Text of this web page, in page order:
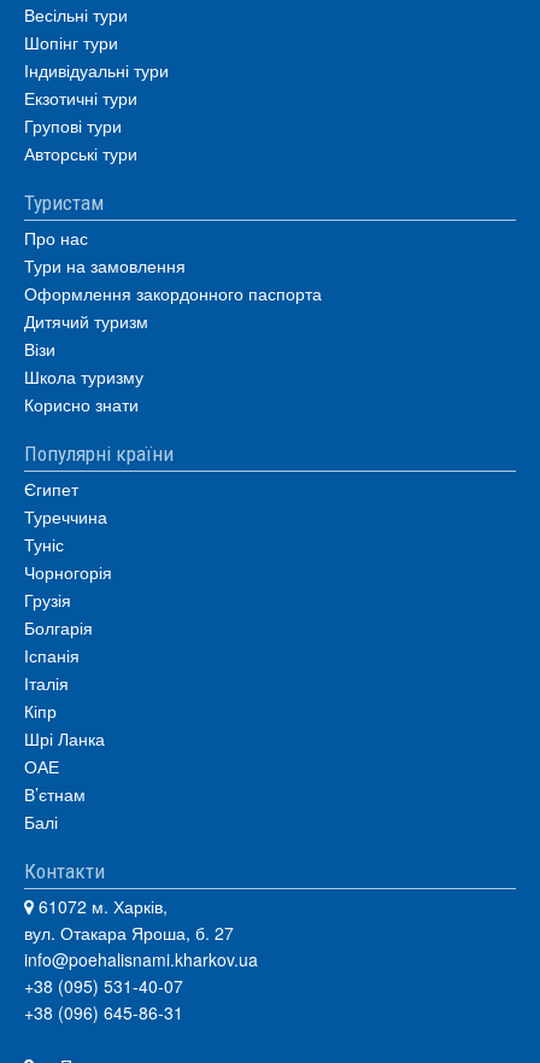
Весільні тури
Шопінг тури
Індивідуальні тури
Екзотичні тури
Групові тури
Авторські тури
Туристам
Про нас
Тури на замовлення
Оформлення закордонного паспорта
Дитячий туризм
Візи
Школа туризму
Корисно знати
Популярні країни
Єгипет
Туреччина
Туніс
Чорногорія
Грузія
Болгарія
Іспанія
Італія
Кіпр
Шрі Ланка
ОАЕ
В’єтнам
Балі
Контакти
61072 м. Харків,
вул. Отакара Яроша, б. 27
info@poehalisnami.kharkov.ua
+38 (095) 531-40-07
+38 (096) 645-86-31